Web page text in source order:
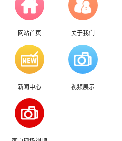
网站首页 关于我们
新闻中心 视频展示